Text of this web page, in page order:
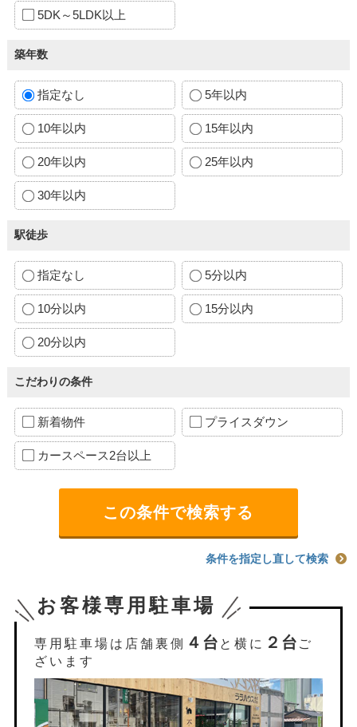
5DK～5LDK以上
築年数
指定なし 5年以内
10年以内 15年以内
20年以内 25年以内
30年以内
駅徒歩
指定なし 5分以内
10分以内 15分以内
20分以内
こだわりの条件
新着物件 プライスダウン
カースペース2台以上
条件を指定し直して検索
お客様専用駐車場
専用駐車場は店舗裏側 ４台 と横に ２台 ご
ざいます